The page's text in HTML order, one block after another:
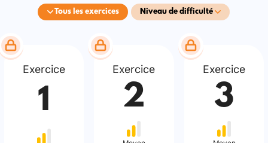
Tous les exercices Niveau de difficulté
Exercice
1
Exercice
2
Exercice
3